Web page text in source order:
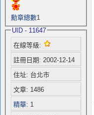
勳章總數1
UID - 11647
在線等級:
註冊日期: 2002-12-14
住址: 台北市
文章: 1486
精華: 1